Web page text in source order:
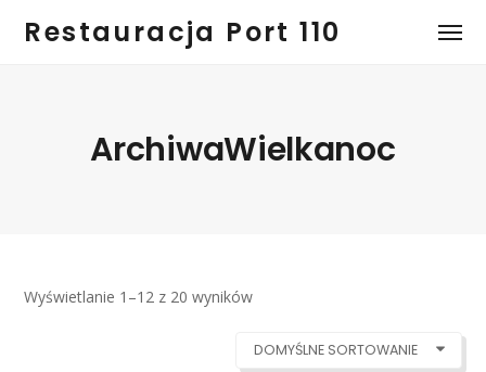
Restauracja Port 110
ArchiwaWielkanoc
Wyświetlanie 1–12 z 20 wyników
DOMYŚLNE SORTOWANIE